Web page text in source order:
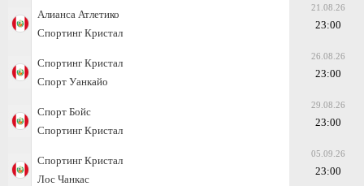
Алианса Атлетико
Спортинг Кристал
21.08.26
23:00
Спортинг Кристал
Спорт Уанкайо
26.08.26
23:00
Спорт Бойс
Спортинг Кристал
29.08.26
23:00
Спортинг Кристал
Лос Чанкас
05.09.26
23:00